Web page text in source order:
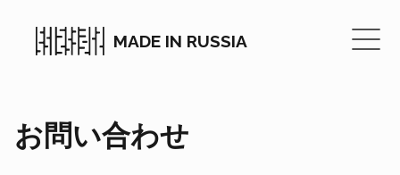
MADE IN RUSSIA
お問い合わせ